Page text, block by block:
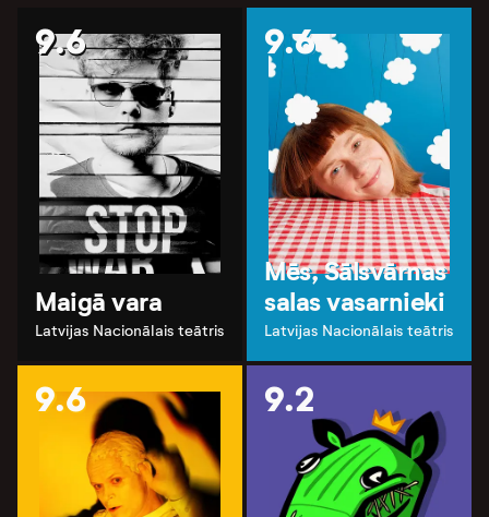
9.6
Maigā vara
Latvijas Nacionālais teātris
9.6
Mēs, Sālsvārnas
salas vasarnieki
Latvijas Nacionālais teātris
9.6 9.2